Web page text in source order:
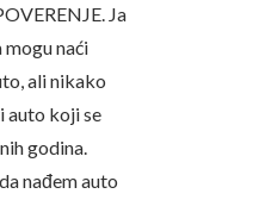
Ja
mogu naći
ali nikako
auto koji se
godina.
nađem auto